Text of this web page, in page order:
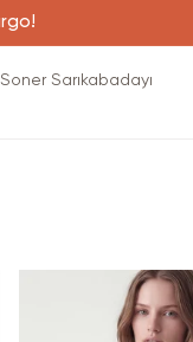
Soner Sarıkabadayı